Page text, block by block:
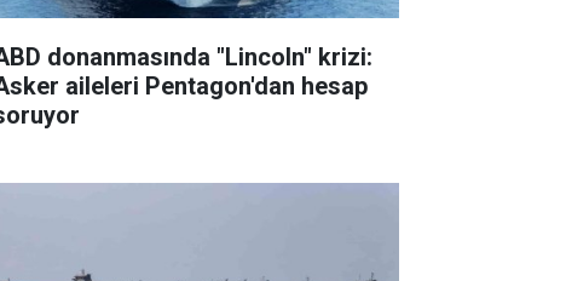
donanmasında "Lincoln" krizi:
aileleri Pentagon'dan hesap